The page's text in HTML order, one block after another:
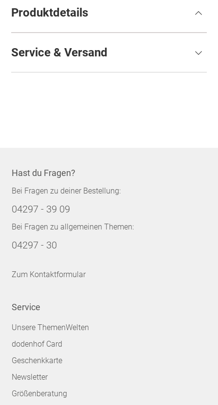
Produktdetails
Service & Versand
Hast du Fragen?
Bei Fragen zu deiner Bestellung:
04297 - 39 09
Bei Fragen zu allgemeinen Themen:
04297 - 30
Zum Kontaktformular
Service
Unsere ThemenWelten
dodenhof Card
Geschenkkarte
Newsletter
Größenberatung